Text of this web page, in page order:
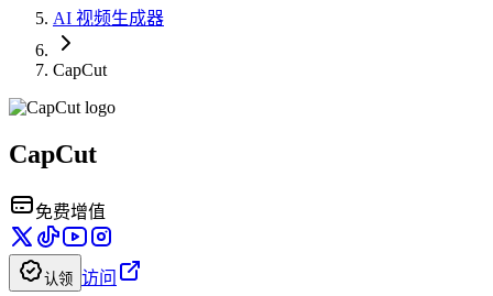
AI 视频生成器
CapCut
CapCut
免费增值
认领 访问